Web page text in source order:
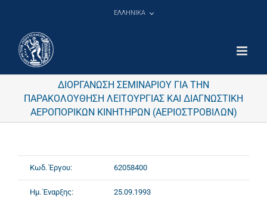
ΕΛΛΗΝΙΚΑ
ΔΙΟΡΓΑΝΩΣΗ ΣΕΜΙΝΑΡΙΟΥ ΓΙΑ ΤΗΝ
ΠΑΡΑΚΟΛΟΥΘΗΣΗ ΛΕΙΤΟΥΡΓΙΑΣ ΚΑΙ ΔΙΑΓΝΩΣΤΙΚΗ
ΑΕΡΟΠΟΡΙΚΩΝ ΚΙΝΗΤΗΡΩΝ (ΑΕΡΙΟΣΤΡΟΒΙΛΩΝ)
Κωδ. Έργου: 62058400
Ημ. Έναρξης: 25.09.1993